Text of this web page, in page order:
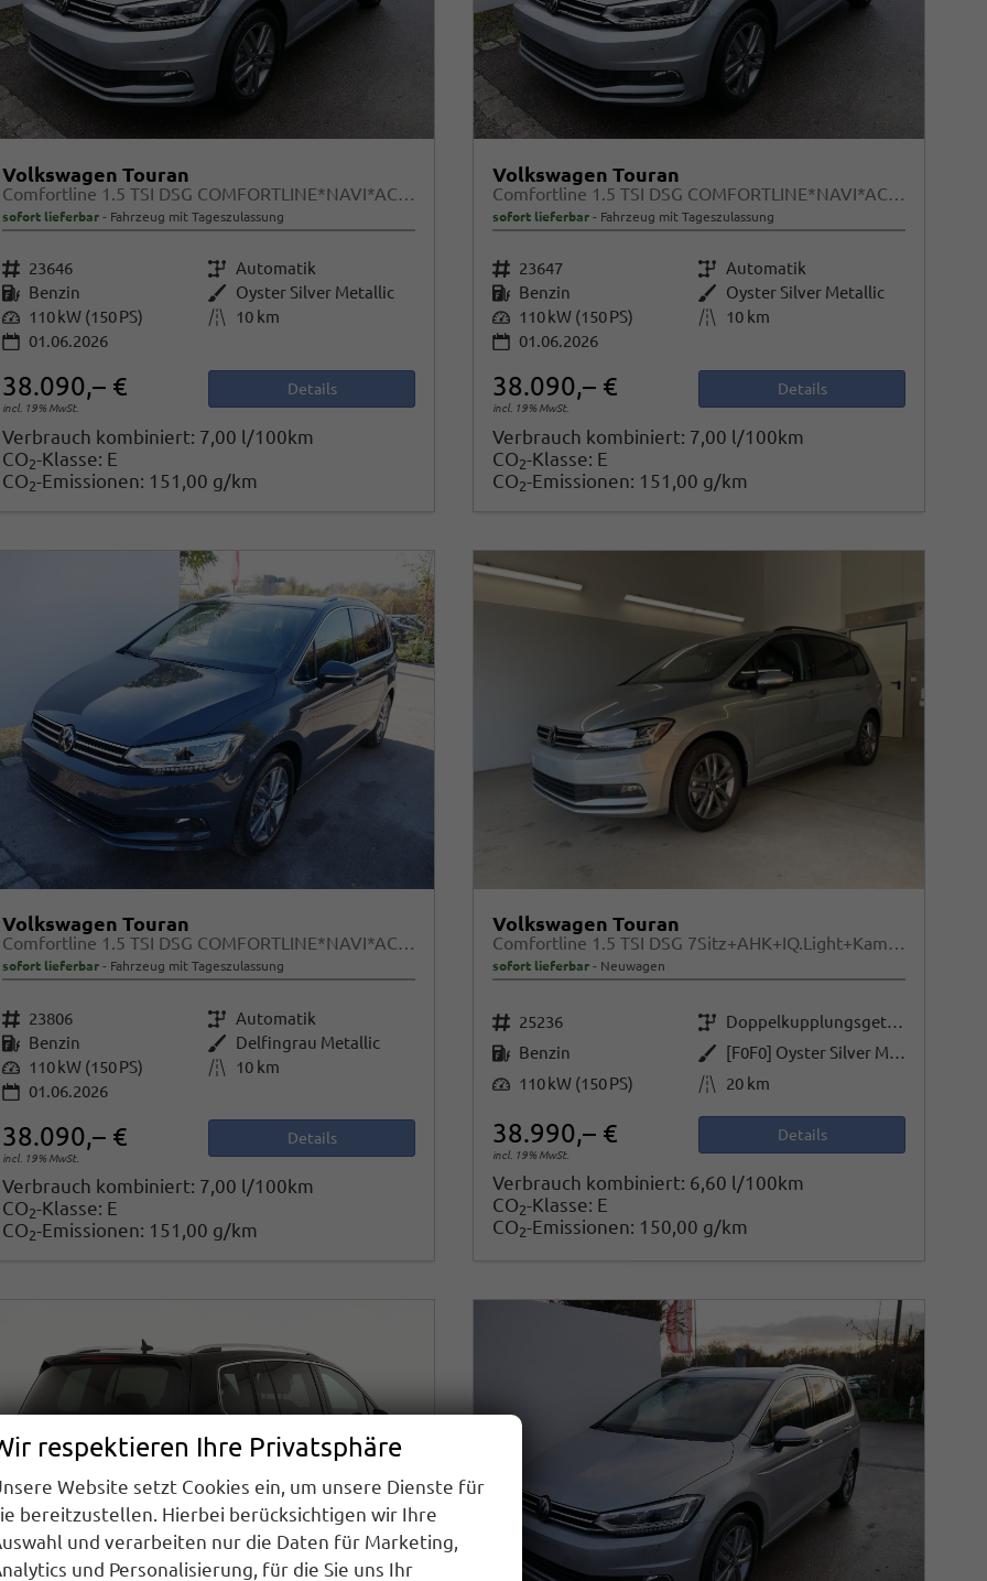
Volkswagen Touran
Comfortline 1.5 TSI DSG COMFORTLINE*NAVI*ACC*PDC*LED*SHZ*KAMERA*7-SITZER*17-ZOLL
sofort lieferbar Fahrzeug mit Tageszulassung
Fahrzeugnr. 23646 GetriebeAutomatik
Kraftstoff Benzin Außenfarbe Oyster Silver Metallic
Leistung 110 kW (150 PS) Kilometerstand
10 km
01.06.2026
38.090,– €
incl. 19% MwSt.
Details
Verbrauch kombiniert: 7,00 l/100km
CO2-Klasse: E
CO2-Emissionen: 151,00 g/km
Volkswagen Touran
Comfortline 1.5 TSI DSG COMFORTLINE*NAVI*ACC*PDC*LED*SHZ*KAMERA*7-SITZER*17-ZOLL
sofort lieferbar Fahrzeug mit Tageszulassung
Fahrzeugnr. 23647 GetriebeAutomatik
Kraftstoff Benzin Außenfarbe Oyster Silver Metallic
Leistung 110 kW (150 PS) Kilometerstand 10 km
01.06.2026
38.090,– €
incl. 19% MwSt.
Details
Verbrauch kombiniert: 7,00 l/100km
CO2-Klasse: E
CO2-Emissionen: 151,00 g/km
Volkswagen Touran
Comfortline 1.5 TSI DSG COMFORTLINE*NAVI*ACC*PDC*LED*SHZ*KAMERA*7-SITZER*17-ZOLL
sofort lieferbar Fahrzeug mit Tageszulassung
Fahrzeugnr. 23806 GetriebeAutomatik
Kraftstoff Benzin Außenfarbe Delfingrau Metallic
Leistung 110 kW (150 PS) Kilometerstand
10 km
01.06.2026
38.090,– €
incl. 19% MwSt.
Details
Verbrauch kombiniert: 7,00 l/100km
CO2-Klasse: E
CO2-Emissionen: 151,00 g/km
Volkswagen Touran
Comfortline 1.5 TSI DSG 7Sitz+AHK+IQ.Light+Kamera+Navi+eHeck+Keyless+Sitzheiz
sofort lieferbar Neuwagen
Fahrzeugnr. 25236 Getriebe
Doppelkupplungsgetriebe (DSG)
Kraftstoff Benzin Außenfarbe
[F0F0] Oyster Silver Metallic
Leistung 110 kW (150 PS) Kilometerstand 20 km
38.990,– €
incl. 19% MwSt.
Details
Verbrauch kombiniert: 6,60 l/100km
CO2-Klasse: E
CO2-Emissionen: 150,00 g/km
respektieren Ihre Privatsphäre
Website setzt Cookies ein, um unsere Dienste für
bereitzustellen. Hierbei berücksichtigen wir Ihre
und verarbeiten nur die Daten für Marketing,
und Personalisierung, für die Sie uns Ihr